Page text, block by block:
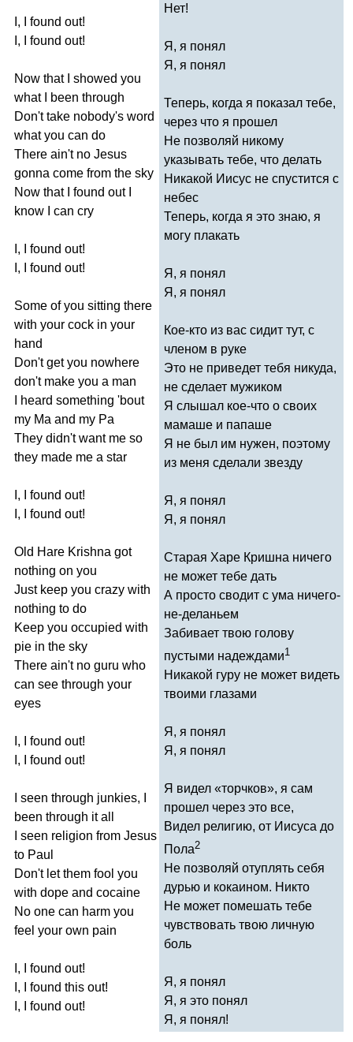
, found out!
, found out!
Now that showed you
what
been through
Don't take nobody's word
what you can do
There ain't no Jesus
gonna come from the sky
Now that found out
know
can cry
, found out!
, found out!
Some of you sitting there
with your cock in your
hand
Don't get you nowhere
don't make you a man
heard something 'bout
my Ma and my Pa
They didn't want me so
they made me a star
, found out!
, found out!
Old Hare Krishna got
nothing on you
Just keep you crazy with
nothing to do
Keep you occupied with
pie in the sky
There ain't no guru who
can see through your
eyes
, found out!
, found out!
seen through junkies,
been through it all
seen religion from Jesus
to Paul
Don't let them fool you
with dope and cocaine
No one can harm you
feel your own pain
, found out!
, found this out!
, found out!
Нет!
Я, я понял
Я, я понял
Теперь, когда я показал тебе,
через что я прошел
Не позволяй никому
указывать тебе, что делать
Никакой Иисус не спустится с
небес
Теперь, когда я это знаю, я
могу плакать
Я, я понял
Я, я понял
Кое-кто из вас сидит тут, с
членом в руке
Это не приведет тебя никуда,
не сделает мужиком
Я слышал кое-что о своих
мамаше и папаше
Я не был им нужен, поэтому
из меня сделали звезду
Я, я понял
Я, я понял
Старая Харе Кришна ничего
не может тебе дать
А просто сводит с ума ничего-
не-деланьем
Забивает твою голову
пустыми надеждами1
Никакой гуру не может видеть
твоими глазами
Я, я понял
Я, я понял
Я видел «торчков», я сам
прошел через это все,
Видел религию, от Иисуса до
Пола2
Не позволяй отуплять себя
дурью и кокаином. Никто
Не может помешать тебе
чувствовать твою личную
боль
Я, я понял
Я, я это понял
Я, я понял!